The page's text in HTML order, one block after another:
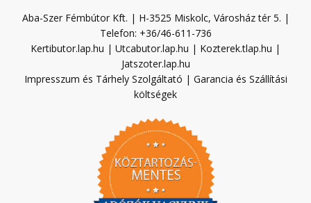
Aba-Szer Fémbútor Kft. | H-3525 Miskolc, Városház tér 5. |
Telefon: +36/46-611-736
Kertibutor.lap.hu | Utcabutor.lap.hu | Kozterek.tlap.hu |
Jatszoter.lap.hu
Impresszum és Tárhely Szolgáltató | Garancia és Szállítási
költségek